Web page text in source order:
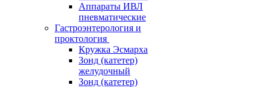
Аппараты ИВЛ
пневматические
Гастроэнтерология и
проктология
Кружка Эсмарха
Зонд (катетер)
желудочный
Зонд (катетер)